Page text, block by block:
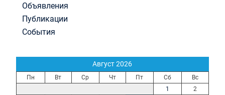
Объявления
Публикации
События
Август 2026
Пн Вт Ср Чт Пт Сб
Вс
1
2